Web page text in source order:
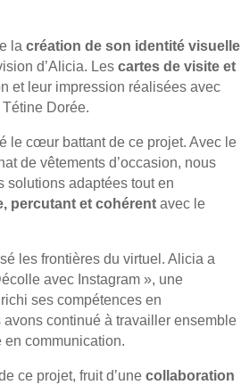
la création de son identité visuelle
d’Alicia. Les cartes de visite et
et leur impression réalisées avec
Dorée.
le cœur battant de ce projet. Avec le
de vêtements d’occasion, nous
solutions adaptées tout en
percutant et cohérentavec le
les frontières du virtuel. Alicia a
avec Instagram », une
ses compétences en
continué à travailler ensemble
communication.
ce projet, fruit d’une collaboration